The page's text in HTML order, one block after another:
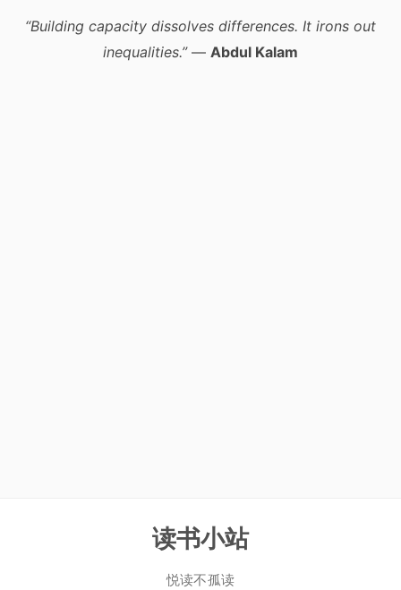
“Building capacity dissolves differences. It irons out
inequalities.”— Abdul Kalam
读书小站
悦读不孤读